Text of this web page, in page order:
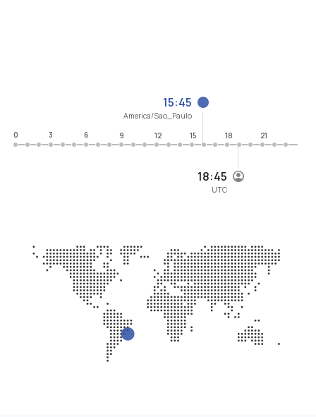
18:45
UTC
15:45
America/Sao_Paulo
0
3 6 9 12 15 18 21